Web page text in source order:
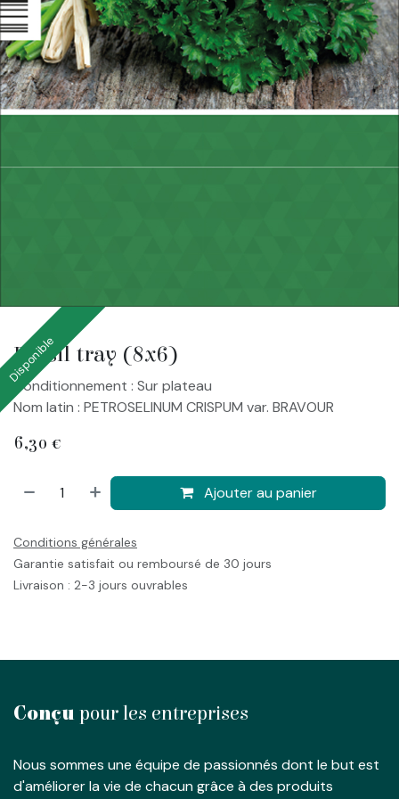
Persil tray (8x6)
Disponible
Conditionnement : Sur plateau
Nom latin : PETROSELINUM CRISPUM var. BRAVOUR
6,30 €
Ajouter au panier
Conditions générales
Garantie satisfait ou remboursé de 30 jours
Livraison : 2-3 jours ouvrables
Conçu pour les entreprises
Nous sommes une équipe de passionnés dont le but est
d'améliorer la vie de chacun grâce à des produits